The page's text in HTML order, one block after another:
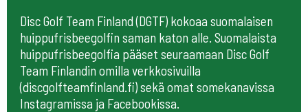
Disc Golf Team Finland (DGTF) kokoaa suomalaisen
huippufrisbeegolfin saman katon alle. Suomalaista
huippufrisbeegolfia pääset seuraamaan Disc Golf
Team Finlandin omilla verkkosivuilla
(discgolfteamfinland.fi) sekä omat somekanavissa
Instagramissa ja Facebookissa.